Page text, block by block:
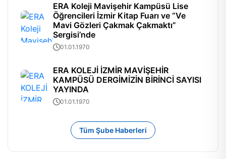
ERA Koleji Mavişehir Kampüsü Lise
Öğrencileri İzmir Kitap Fuarı ve “Ve
Mavi Gözleri Çakmak Çakmaktı”
Sergisi’nde
01.01.1970
ERA KOLEJİ İZMİR MAVİŞEHİR
KAMPÜSÜ DERGİMİZİN BİRİNCİ SAYISI
YAYINDA
01.01.1970
Tüm Şube Haberleri